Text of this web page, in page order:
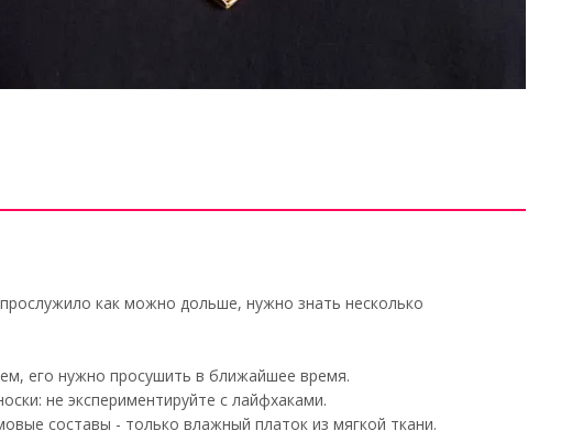
как можно дольше, нужно знать несколько
его нужно просушить в ближайшее время.
не экспериментируйте с лайфхаками.
составы - только влажный платок из мягкой ткани.